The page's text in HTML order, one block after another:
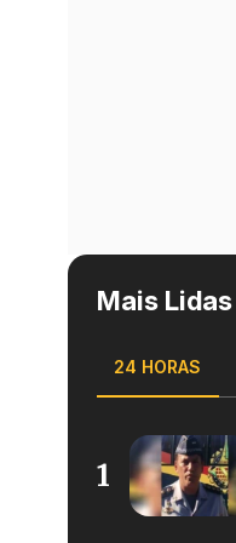
Mais Lidas
24 HORAS
1